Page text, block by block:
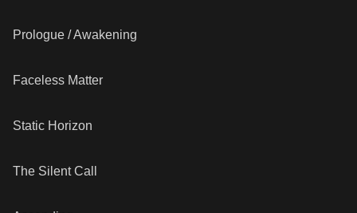
Prologue / Awakening
Faceless Matter
Static Horizon
The Silent Call